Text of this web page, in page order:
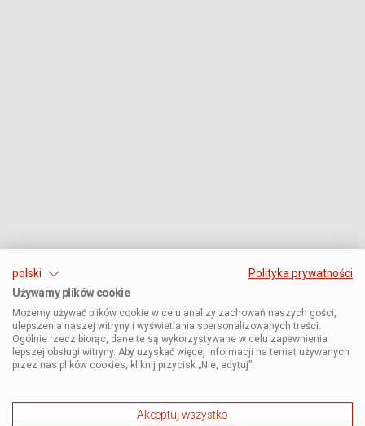
polski
Polityka prywatności
Używamy plików cookie
Możemy używać plików cookie w celu analizy zachowań naszych gości,
ulepszenia naszej witryny i wyświetlania spersonalizowanych treści.
Ogólnie rzecz biorąc, dane te są wykorzystywane w celu zapewnienia
lepszej obsługi witryny. Aby uzyskać więcej informacji na temat używanych
przez nas plików cookies, kliknij przycisk „Nie, edytuj”.
Akceptuj wszystko